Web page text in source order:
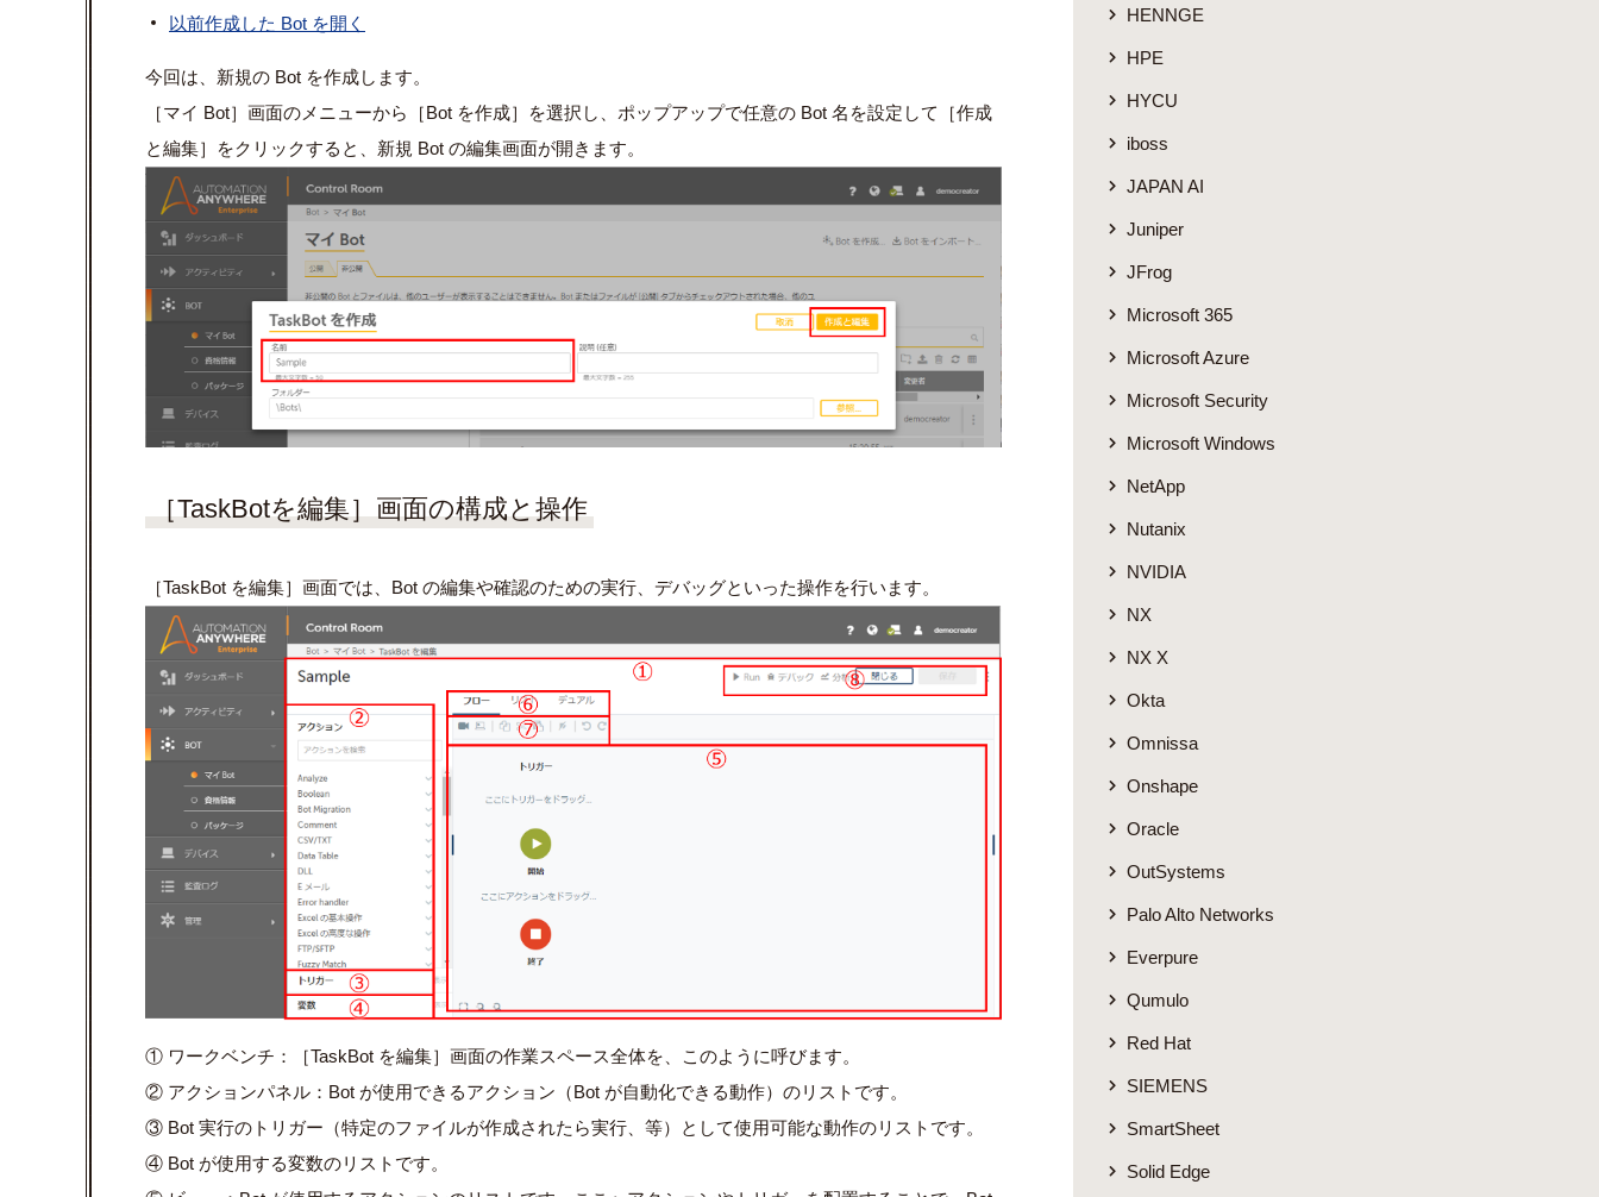
以前作成した Bot を開く
今回は、新規の Bot を作成します。
［マイ Bot］画面のメニューから［Bot を作成］を選択し、ポップアップで任意の Bot 名を設定して［作成
と編集］をクリックすると、新規 Bot の編集画面が開きます。
［TaskBotを編集］画面の構成と操作
［TaskBot を編集］画面では、Bot の編集や確認のための実行、デバッグといった操作を行います。
① ワークベンチ：［TaskBot を編集］画面の作業スペース全体を、このように呼びます。
② アクションパネル：Bot が使用できるアクション（Bot が自動化できる動作）のリストです。
③ Bot 実行のトリガー（特定のファイルが作成されたら実行、等）として使用可能な動作のリストです。
④ Bot が使用する変数のリストです。
HENNGE
HPE
HYCU
iboss
JAPAN AI
Juniper
JFrog
Microsoft 365
Microsoft Azure
Microsoft Security
Microsoft Windows
NetApp
Nutanix
NVIDIA
NX
NX X
Okta
Omnissa
Onshape
Oracle
OutSystems
Palo Alto Networks
Everpure
Qumulo
Red Hat
SIEMENS
SmartSheet
Solid Edge